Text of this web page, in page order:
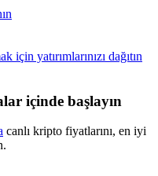
yatırımlarınızı dağıtın
içinde başlayın
canlı kripto fiyatlarını, en iyi